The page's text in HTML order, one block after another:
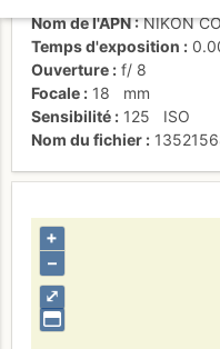
Nom de l'APN
NIKON
Temps d'exposition
Ouverture
f/ 8
Focale
18
mm
Sensibilité
125
ISO
Nom du fichier
⤢
+
–